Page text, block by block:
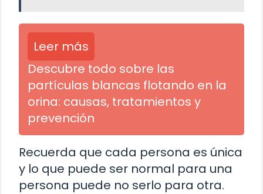
Leer más
Descubre todo sobre las
partículas blancas flotando en la
orina: causas, tratamientos y
prevención
Recuerda que cada persona es única
y lo que puede ser normal para una
persona puede no serlo para otra.